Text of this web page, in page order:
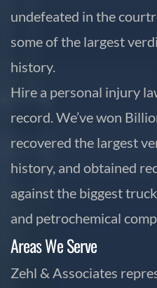
undefeated in the
some of the largest
history.
Hire a personal injury
record. We’ve won
recovered the largest
history, and obtained
against the biggest
and petrochemical
Areas We Serve
Zehl & Associates